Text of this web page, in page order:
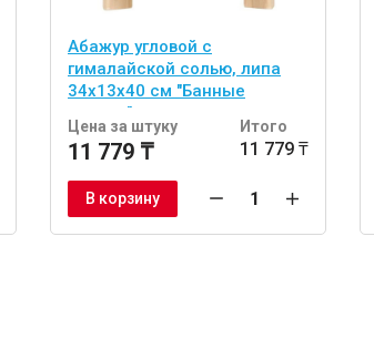
Абажур угловой с
гималайской солью, липа
34х13х40 см "Банные
штучки"
Цена за штуку
11 779 ₸
Итого
11 779 ₸
В корзину